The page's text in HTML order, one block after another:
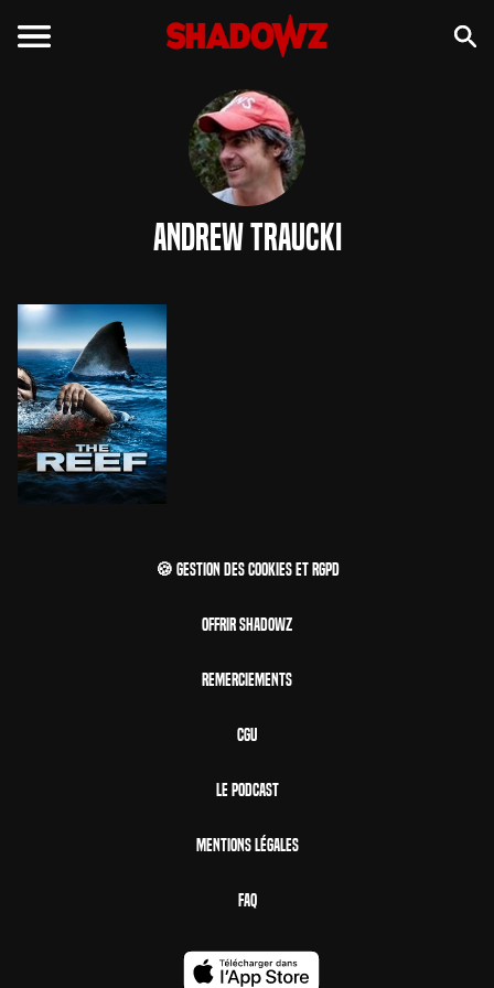
Andrew Traucki
🍪 Gestion des cookies et RGPD
Offrir Shadowz
Remerciements
CGU
Le Podcast
Mentions Légales
FAQ